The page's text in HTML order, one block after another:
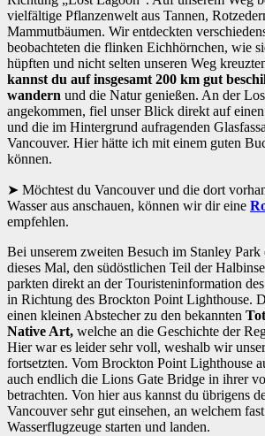
vielfältige Pflanzenwelt aus Tannen,
Mammutbäumen. Wir entdeckten
beobachteten die flinken Eichhörnchen, wie
hüpften und nicht selten unseren Weg
kannst du auf insgesamt 200 km gut
wandern und die Natur genießen. An der
angekommen, fiel unser Blick direkt auf
und die im Hintergrund aufragenden
Vancouver. Hier hätte ich mit einem guten
können.
Möchtest du Vancouver und die dort
Wasser aus anschauen, können wir dir eine
empfehlen.
Bei unserem zweiten Besuch im Stanley
dieses Mal, den südöstlichen Teil der
parkten direkt an der Touristeninformation
in Richtung des Brockton Point Lighthouse.
einen kleinen Abstecher zu den bekannten
Native Art, welche an die Geschichte der
Hier war es leider sehr voll, weshalb wir
fortsetzten. Vom Brockton Point Lighthouse
auch endlich die Lions Gate Bridge in ihrer
betrachten. Von hier aus kannst du übrigens
Vancouver sehr gut einsehen, an welchem
Wasserflugzeuge starten und landen.